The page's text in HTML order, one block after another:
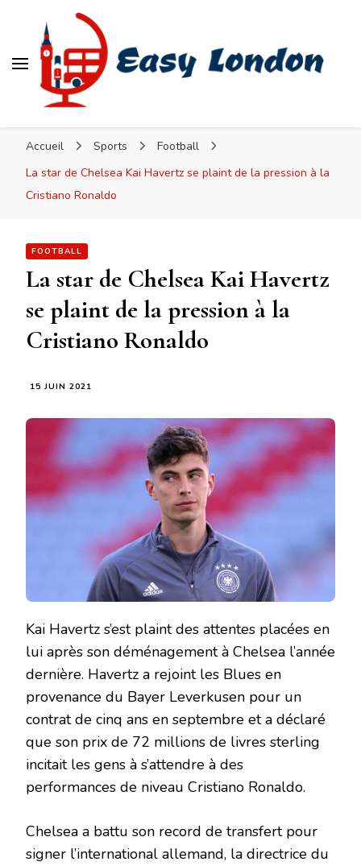
Accueil Sports
Football
La star de Chelsea Kai Havertz se plaint de la pression à la
Cristiano Ronaldo
FOOTBALL
La star de Chelsea Kai Havertz
se plaint de la pression à la
Cristiano Ronaldo
15 JUIN 2021
Kai Havertz s’est plaint des attentes placées en
lui après son déménagement à Chelsea l’année
dernière. Havertz a rejoint les Blues en
provenance du Bayer Leverkusen pour un
contrat de cinq ans en septembre et a déclaré
que son prix de 72 millions de livres sterling
incitait les gens à s’attendre à des
performances de niveau Cristiano Ronaldo.
Chelsea a battu son record de transfert pour
signer l’international allemand, la directrice du